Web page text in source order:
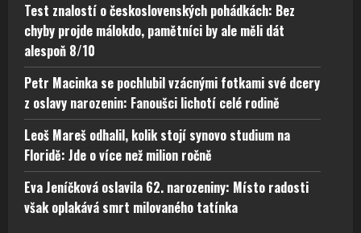
Test znalostí o československých pohádkách: Bez
chyby projde málokdo, pamětníci by ale měli dát
alespoň 8/10
Petr Macinka se pochlubil vzácnými fotkami své dcery
z oslavy narozenin: Fanoušci lichotí celé rodině
Leoš Mareš odhalil, kolik stojí synovo studium na
Floridě: Jde o více než milion ročně
Eva Jeníčková oslavila 62. narozeniny: Místo radosti
však oplakává smrt milovaného tatínka